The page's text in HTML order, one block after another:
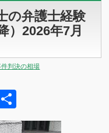
の弁護士経験
）2026年7月
判決の相場
Line
有